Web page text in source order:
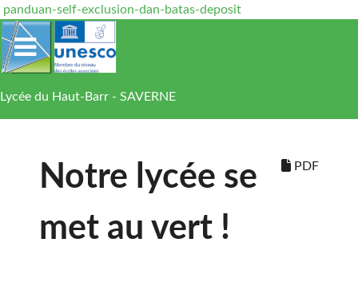
panduan-self-exclusion-dan-batas-deposit
Lycée du Haut-Barr - SAVERNE
PDF
Notre lycée se
met au vert !